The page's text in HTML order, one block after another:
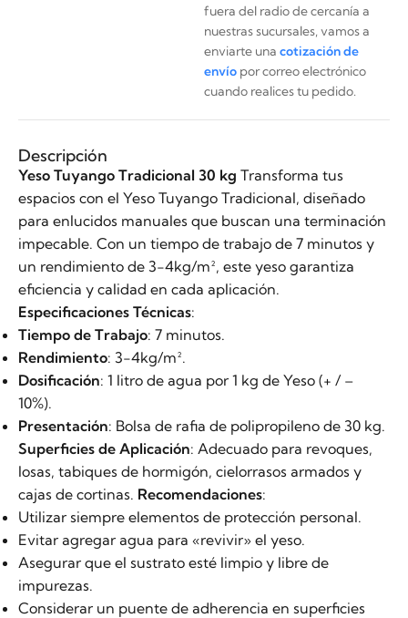
fuera del radio de cercanía a
nuestras sucursales, vamos a
enviarte una cotización de
envíopor correo electrónico
cuando realices tu pedido.
Descripción
Yeso Tuyango Tradicional 30 kg Transforma tus
espacios con el Yeso Tuyango Tradicional, diseñado
para enlucidos manuales que buscan una terminación
impecable. Con un tiempo de trabajo de 7 minutos y
un rendimiento de 3-4kg/m², este yeso garantiza
eficiencia y calidad en cada aplicación.
Especificaciones Técnicas:
Tiempo de Trabajo: 7 minutos.
Rendimiento: 3-4kg/m².
Dosificación: 1 litro de agua por 1 kg de Yeso (+ / –
10%).
Presentación: Bolsa de rafia de polipropileno de 30 kg.
Superficies de Aplicación: Adecuado para revoques,
losas, tabiques de hormigón, cielorrasos armados y
cajas de cortinas. Recomendaciones:
Utilizar siempre elementos de protección personal.
Evitar agregar agua para «revivir» el yeso.
Asegurar que el sustrato esté limpio y libre de
impurezas.
Considerar un puente de adherencia en superficies